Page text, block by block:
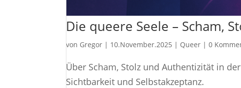
Die queere Seele – Scham,
von Gregor | 10.November.2025 | Queer |0
Über Scham, Stolz und Authentizität in
Sichtbarkeit und Selbstakzeptanz.